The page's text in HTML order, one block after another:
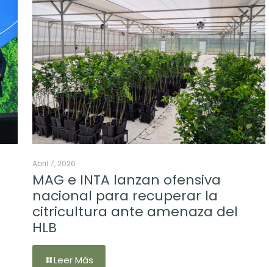
Abril 7, 2026
MAG e INTA lanzan ofensiva
nacional para recuperar la
citricultura ante amenaza del
HLB
Leer Más